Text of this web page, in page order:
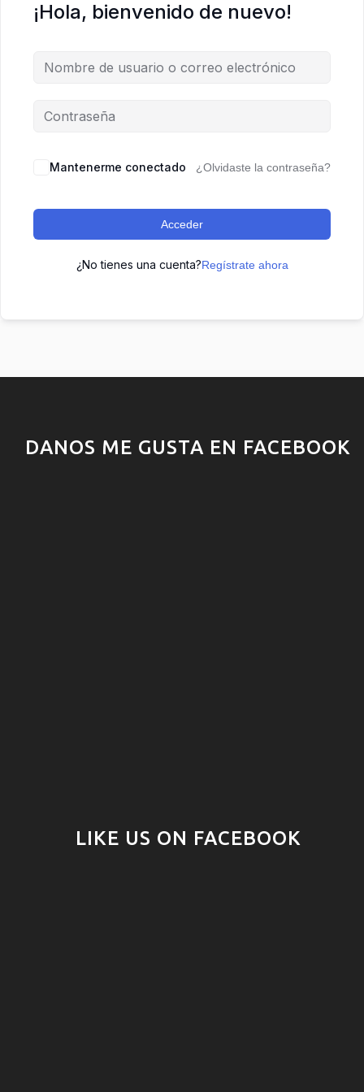
¡Hola, bienvenido de nuevo!
Mantenerme conectado ¿Olvidaste la contraseña?
Acceder
¿No tienes una cuenta?Regístrate ahora
DANOS ME GUSTA EN FACEBOOK
LIKE US ON FACEBOOK